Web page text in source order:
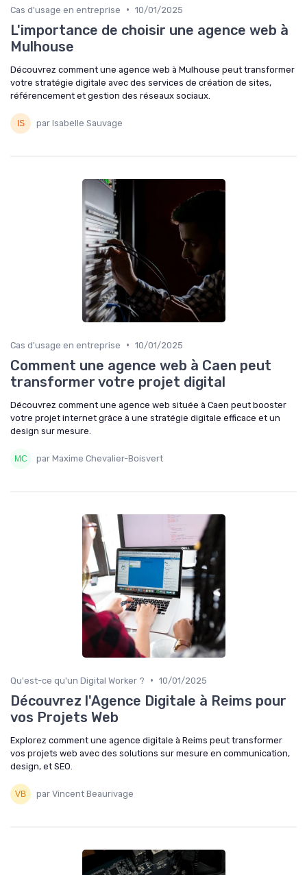
Cas d'usage en entreprise • 10/01/2025
L'importance de choisir une agence web à
Mulhouse
Découvrez comment une agence web à Mulhouse peut transformer
votre stratégie digitale avec des services de création de sites,
référencement et gestion des réseaux sociaux.
par Isabelle Sauvage
Cas d'usage en entreprise • 10/01/2025
Comment une agence web à Caen peut
transformer votre projet digital
Découvrez comment une agence web située à Caen peut booster
votre projet internet grâce à une stratégie digitale efficace et un
design sur mesure.
par Maxime Chevalier-Boisvert
Qu'est-ce qu'un Digital Worker ? • 10/01/2025
Découvrez l'Agence Digitale à Reims pour
vos Projets Web
Explorez comment une agence digitale à Reims peut transformer
vos projets web avec des solutions sur mesure en communication,
design, et SEO.
par Vincent Beaurivage